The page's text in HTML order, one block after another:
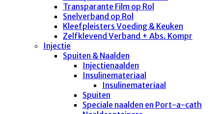
Transparante Film op Rol
Snelverband op Rol
Kleefpleisters Voeding & Keuken
Zelfklevend Verband + Abs. Kompr
Injectie
Spuiten & Naalden
Injectienaalden
Insulinemateriaal
Insulinemateriaal
Spuiten
Speciale naalden en Port-a-cath